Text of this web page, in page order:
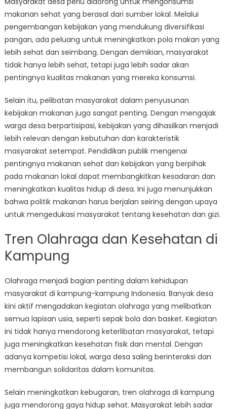
makanan sehat yang berasal dari sumber lokal. Melalui
pengembangan kebijakan yang mendukung diversifikasi
pangan, ada peluang untuk meningkatkan pola makan yang
lebih sehat dan seimbang. Dengan demikian, masyarakat
tidak hanya lebih sehat, tetapi juga lebih sadar akan
pentingnya kualitas makanan yang mereka konsumsi.
Selain itu, pelibatan masyarakat dalam penyusunan
kebijakan makanan juga sangat penting. Dengan mengajak
warga desa berpartisipasi, kebijakan yang dihasilkan menjadi
lebih relevan dengan kebutuhan dan karakteristik
masyarakat setempat. Pendidikan publik mengenai
pentingnya makanan sehat dan kebijakan yang berpihak
pada makanan lokal dapat membangkitkan kesadaran dan
meningkatkan kualitas hidup di desa. Ini juga menunjukkan
bahwa politik makanan harus berjalan seiring dengan upaya
untuk mengedukasi masyarakat tentang kesehatan dan gizi.
Tren Olahraga dan Kesehatan di
Kampung
Olahraga menjadi bagian penting dalam kehidupan
masyarakat di kampung-kampung Indonesia. Banyak desa
kini aktif mengadakan kegiatan olahraga yang melibatkan
semua lapisan usia, seperti sepak bola dan basket. Kegiatan
ini tidak hanya mendorong keterlibatan masyarakat, tetapi
juga meningkatkan kesehatan fisik dan mental. Dengan
adanya kompetisi lokal, warga desa saling berinteraksi dan
membangun solidaritas dalam komunitas.
Selain meningkatkan kebugaran, tren olahraga di kampung
juga mendorong gaya hidup sehat. Masyarakat lebih sadar